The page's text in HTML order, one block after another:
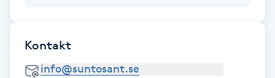
Friskvård
Kontakt